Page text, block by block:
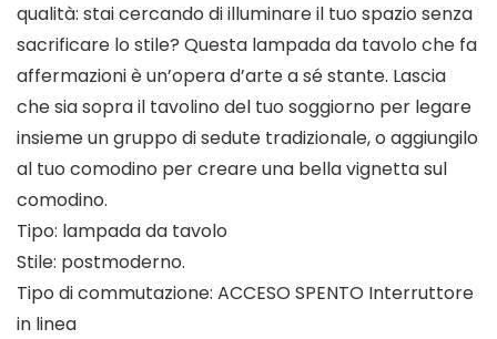
qualità: stai cercando di illuminare il tuo spazio senza
sacrificare lo stile? Questa lampada da tavolo che fa
affermazioni è un’opera d’arte a sé stante. Lascia
che sia sopra il tavolino del tuo soggiorno per legare
insieme un gruppo di sedute tradizionale, o aggiungilo
al tuo comodino per creare una bella vignetta sul
comodino.
Tipo: lampada da tavolo
Stile: postmoderno.
Tipo di commutazione: ACCESO SPENTO Interruttore
in linea